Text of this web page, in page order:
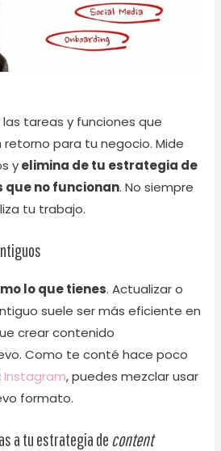
tareas y funciones que
para tu negocio. Mide
yelimina de tu estrategia de
que no funcionan. No siempre
tu trabajo.
lo que tienes. Actualizar o
suele ser más eficiente en
crear contenido
Como te conté hace poco
Instagram, puedes mezclar usar
formato.
a tu estrategia de content